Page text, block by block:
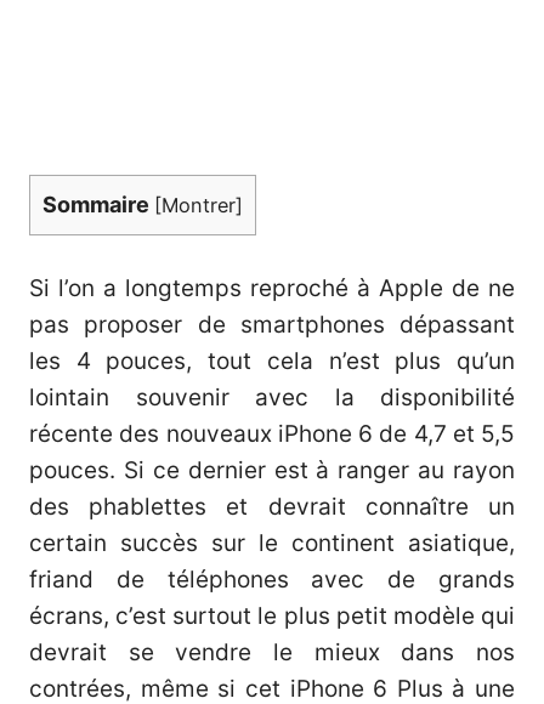
Sommaire [Montrer]
Si l’on a longtemps reproché à Apple de ne
pas proposer de smartphones dépassant
les 4 pouces, tout cela n’est plus qu’un
lointain souvenir avec la disponibilité
récente des nouveaux iPhone 6 de 4,7 et 5,5
pouces. Si ce dernier est à ranger au rayon
des phablettes et devrait connaître un
certain succès sur le continent asiatique,
friand de téléphones avec de grands
écrans, c’est surtout le plus petit modèle qui
devrait se vendre le mieux dans nos
contrées, même si cet iPhone 6 Plus à une